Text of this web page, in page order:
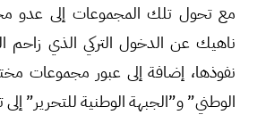
مع تحول تلك المجموعات إلى عدو
ناهيك عن الدخول التركي الذي زاحم
نفوذها، إضافة إلى عبور مجموعات
الوطني” و”الجبهة الوطنية للتحرير”